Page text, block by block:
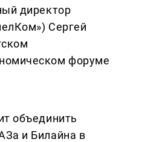
директор
Сергей
форуме
объединить
и Билайна в